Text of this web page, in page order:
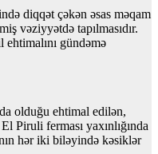
diqqət çəkən əsas məqam
vəziyyətdə tapılmasıdır.
gündəmə
olduğu ehtimal edilən,
Piruli ferması yaxınlığında
hər iki biləyində kəsiklər